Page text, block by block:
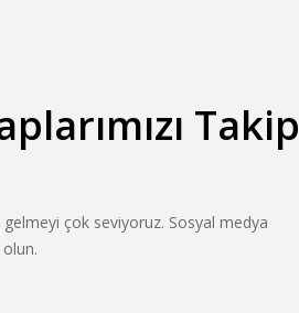
Takip
çok seviyoruz. Sosyal medya